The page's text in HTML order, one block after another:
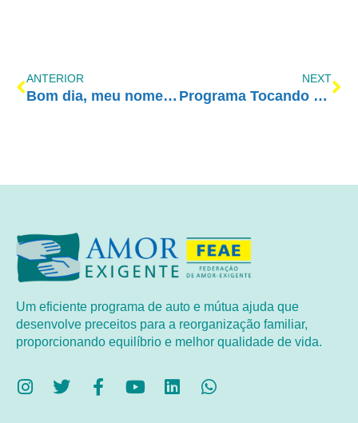
ANTERIOR
Bom dia, meu nome é crise: posso entrar?
NEXT
Programa Tocando em Frente Família com Amor-Exigente de 01-08-15
Um eficiente programa de auto e mútua ajuda que
desenvolve preceitos para a reorganização familiar,
proporcionando equilíbrio e melhor qualidade de vida.